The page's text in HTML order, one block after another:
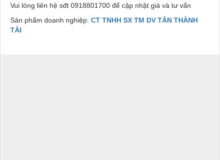
Vui lòng liên hệ sđt 0918801700 để cập nhật giá và tư vấn
Sản phẩm doanh nghiệp: CT TNHH SX TM DV TÂN THÀNH
TÀI